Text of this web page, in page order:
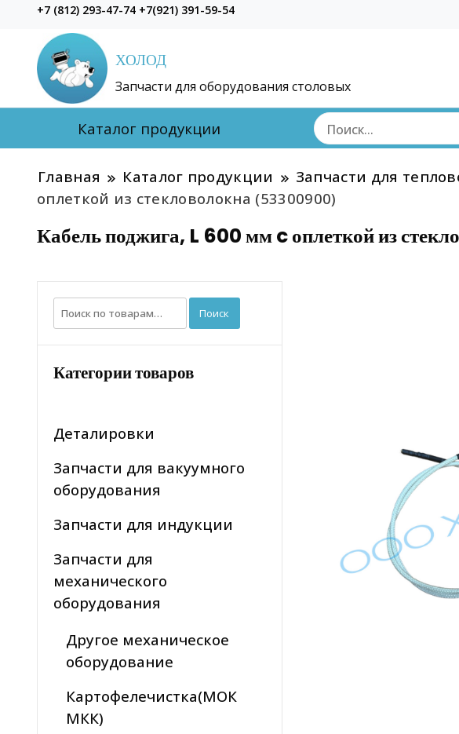
+7 (812) 293-47-74 +7(921) 391-59-54
ХОЛОД
Запчасти для оборудования столовых
Каталог продукции
Главная Каталог продукции Запчасти для
оплеткой из стекловолокна (53300900)
Кабель поджига, L 600 мм c оплеткой из
Искать: Поиск
Категории товаров
Деталировки
Запчасти для вакуумного
оборудования
Запчасти для индукции
Запчасти для
механического
оборудования
Другое механическое
оборудование
Картофелечистка(МОК
МКК)